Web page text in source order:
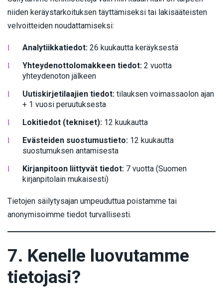
niiden keräystarkoituksen täyttämiseksi tai lakisääteisten
velvoitteiden noudattamiseksi:
Analytiikkatiedot: 26 kuukautta keräyksestä
Yhteydenottolomakkeen tiedot: 2 vuotta
yhteydenoton jälkeen
Uutiskirjetilaajien tiedot: tilauksen voimassaolon ajan
+ 1 vuosi peruutuksesta
Lokitiedot (tekniset): 12 kuukautta
Evästeiden suostumustieto: 12 kuukautta
suostumuksen antamisesta
Kirjanpitoon liittyvät tiedot: 7 vuotta (Suomen
kirjanpitolain mukaisesti)
Tietojen säilytysajan umpeuduttua poistamme tai
anonymisoimme tiedot turvallisesti.
7. Kenelle luovutamme
tietojasi?